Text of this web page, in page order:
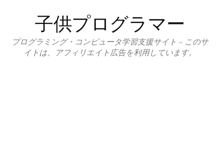
ン
子供プログラマー
プログラミング・コンピュータ学習支援サイト – このサ
イトは、アフィリエイト広告を利用しています。